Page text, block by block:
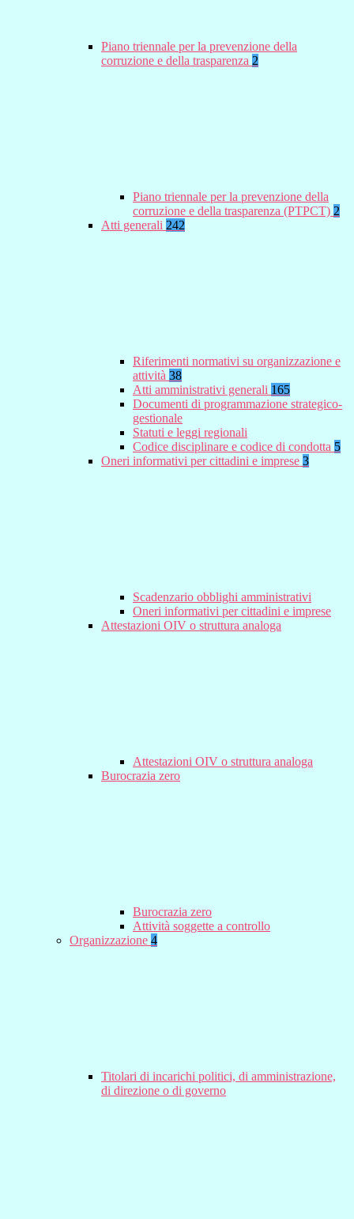
Piano triennale per la prevenzione della
corruzione e della trasparenza 2
Piano triennale per la prevenzione della
corruzione e della trasparenza (PTPCT) 2
Atti generali 242
Riferimenti normativi su organizzazione e
attività 38
Atti amministrativi generali 165
Documenti di programmazione strategico-
gestionale
Statuti e leggi regionali
Codice disciplinare e codice di condotta 5
Oneri informativi per cittadini e imprese 3
Scadenzario obblighi amministrativi
Oneri informativi per cittadini e imprese
Attestazioni OIV o struttura analoga
Attestazioni OIV o struttura analoga
Burocrazia zero
Burocrazia zero
Attività soggette a controllo
Organizzazione 4
Titolari di incarichi politici, di amministrazione,
di direzione o di governo